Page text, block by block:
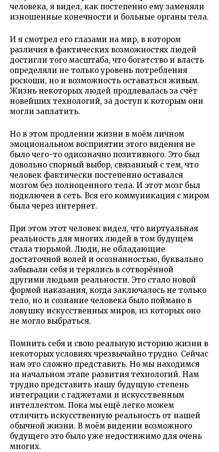
человека, я видел, как постепенно ему заменяли
изношенные конечности и больные органы тела.
И я смотрел его глазами на мир, в котором
различия в фактических возможностях людей
достигли того масштаба, что богатство и власть
определяли не только уровень потребления
роскоши, но и возможность оставаться живым.
Жизнь некоторых людей продлевалась за счёт
новейших технологий, за доступ к которым они
могли заплатить.
Но в этом продлении жизни в моём личном
эмоциональном восприятии этого видения не
было чего-то однозначно позитивного. Это был
довольно спорный выбор, связанный с тем, что
человек фактически постепенно оставался
мозгом без полноценного тела. И этот мозг был
подключен в сеть. Вся его коммуникация с миром
была через интернет.
При этом этот человек видел, что виртуальная
реальность для многих людей в том будущем
стала тюрьмой. Люди, не обладающие
достаточной волей и осознанностью, буквально
забывали себя и терялись в сотворённой
другими людьми реальности. Это стало новой
формой наказания, когда заключалось не только
тело, но и сознание человека было поймано в
ловушку искусственных миров, из которых оно
не могло выбраться.
Помнить себя и свою реальную историю жизни в
некоторых условиях чрезвычайно трудно. Сейчас
нам это сложно представить. Но мы находимся
на начальном этапе развития технологий. Нам
трудно представить нашу будущую степень
интеграции с гаджетами и искусственным
интеллектом. Пока мы ещё легко можем
отличить искусственную реальность от нашей
обычной жизни. В моём видении возможного
будущего это было уже недостижимо для очень
многих.